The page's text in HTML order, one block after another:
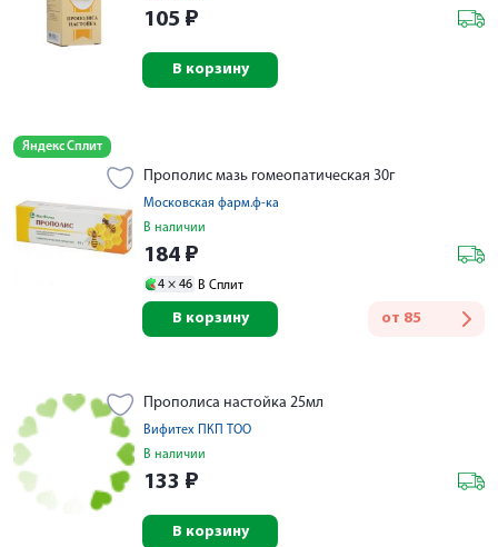
105 ₽
В корзину
Яндекс Сплит
Прополис мазь гомеопатическая 30г
Московская фарм.ф-ка
В наличии
184 ₽
4 × 46 В Сплит
от 85
В корзину
Прополиса настойка 25мл
Вифитех ПКП ТОО
В наличии
133 ₽
В корзину